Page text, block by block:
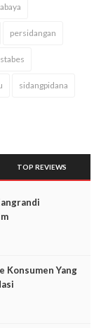
persidangan
sidangpidana
TOP REVIEWS
Konsumen Yang